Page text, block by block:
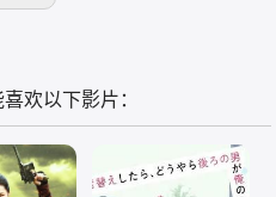
欢以下影片：